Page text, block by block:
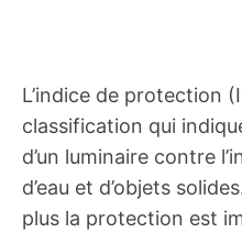
L’indice de protection
classification qui
d’un luminaire contre
d’eau et d’objets
plus la protection est